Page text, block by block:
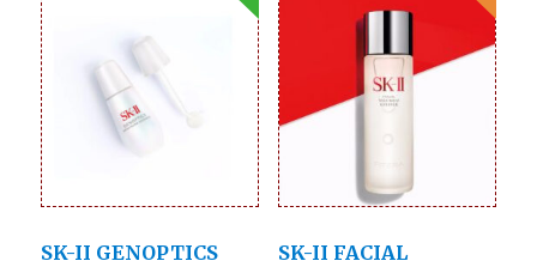
SK-II GENOPTICS
SK-II FACIAL